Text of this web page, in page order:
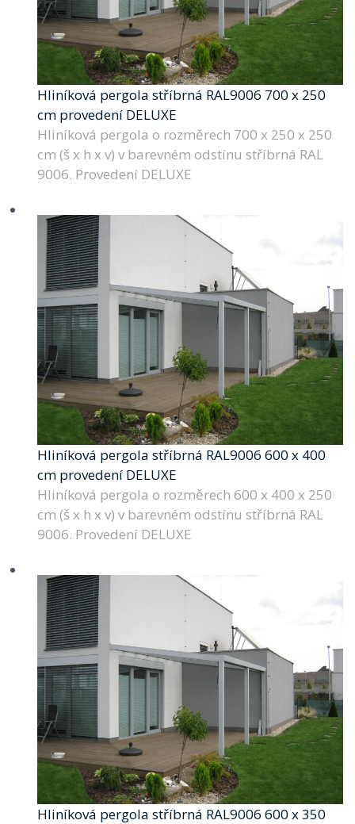
Hliníková pergola stříbrná RAL9006 700 x 250
cm provedení DELUXE
Hliníková pergola o rozměrech 700 x 250 x 250
cm (š x h x v) v barevném odstínu stříbrná RAL
9006. Provedení DELUXE
Hliníková pergola stříbrná RAL9006 600 x 400
cm provedení DELUXE
Hliníková pergola o rozměrech 600 x 400 x 250
cm (š x h x v) v barevném odstínu stříbrná RAL
9006. Provedení DELUXE
Hliníková pergola stříbrná RAL9006 600 x 350